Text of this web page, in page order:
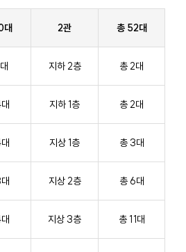
대 2관 총 52대
지하 2층 총 2대
지하 1층 총 2대
지상 1층 총 3대
지상 2층 총 6대
지상 3층 총 11대